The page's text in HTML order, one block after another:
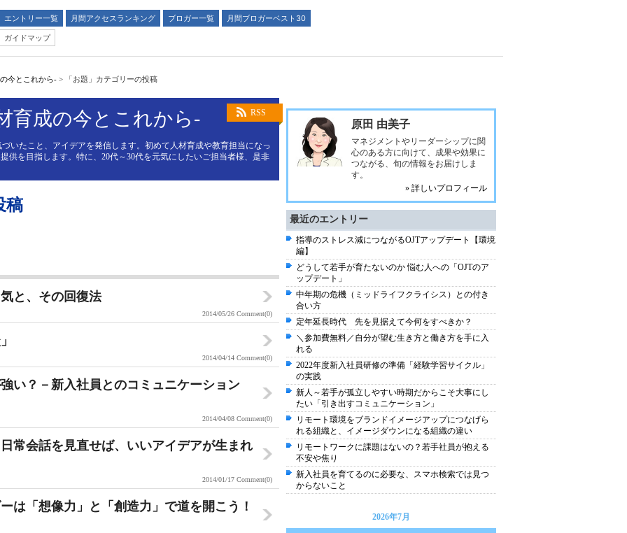
エントリー一覧 月間アクセスランキング ブロガー一覧
月間ブロガーベスト30
ガイドマップ
今とこれから- > 「お題」カテゴリーの投稿
RSS
育成の今とこれから-
いたこと、アイデアを発信します。初めて人材育成や教育担当になっ
供を目指します。特に、20代～30代を元気にしたいご担当者様、是非
稿
と、その回復法
2014/05/26 Comment(0)
2014/04/14 Comment(0)
い？－新入社員とのコミュニケーション
2014/04/08 Comment(0)
常会話を見直せば、いいアイデアが生まれ
2014/01/17 Comment(0)
は「想像力」と「創造力」で道を開こう！
原田 由美子
マネジメントやリーダーシップに関
心のある方に向けて、成果や効果に
つながる、旬の情報をお届けしま
す。
» 詳しいプロフィール
最近のエントリー
指導のストレス減につながるOJTアップデート【環境
編】
どうして若手が育たないのか 悩む人への「OJTのア
ップデート」
中年期の危機（ミッドライフクライシス）との付き
合い方
定年延長時代 先を見据えて今何をすべきか？
＼参加費無料／自分が望む生き方と働き方を手に入
れる
2022年度新入社員研修の準備「経験学習サイクル」
の実践
新人～若手が孤立しやすい時期だからこそ大事にし
たい「引き出すコミュニケーション」
リモート環境をブランドイメージアップにつなげら
れる組織と、イメージダウンになる組織の違い
リモートワークに課題はないの？若手社員が抱える
不安や焦り
新入社員を育てるのに必要な、スマホ検索では見つ
からないこと
2026年7月